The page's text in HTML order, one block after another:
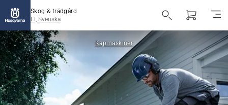
Skog & trädgård
FI, Svenska
Kapmaskiner